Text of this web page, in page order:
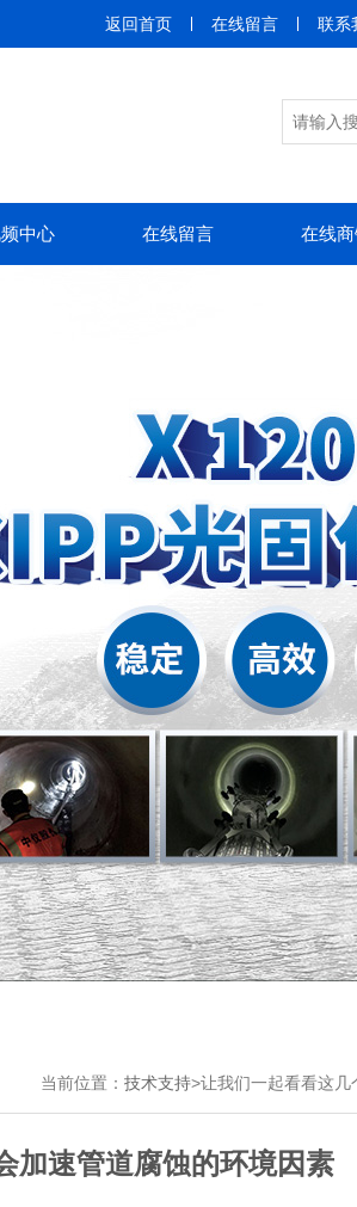
返回首页 在线留言 联系
中心 在线留言 在线
当前位置： 技术支持>让我们一起看看这
加速管道腐蚀的环境因素